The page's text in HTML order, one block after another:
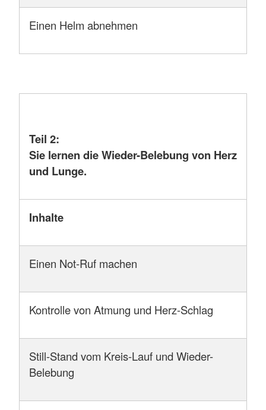
Einen Helm abnehmen
Teil 2:
Sie lernen die Wieder-Belebung von Herz
und Lunge.
Inhalte
Einen Not-Ruf machen
Kontrolle von Atmung und Herz-Schlag
Still-Stand vom Kreis-Lauf und Wieder-
Belebung